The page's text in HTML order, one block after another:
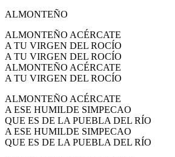
ALMONTEÑO
ALMONTEÑO ACÉRCATE
A TU VIRGEN DEL ROCÍO
A TU VIRGEN DEL ROCÍO
ALMONTEÑO ACÉRCATE
A TU VIRGEN DEL ROCÍO
ALMONTEÑO ACÉRCATE
A ESE HUMILDE SIMPECAO
QUE ES DE LA PUEBLA DEL RÍO
A ESE HUMILDE SIMPECAO
QUE ES DE LA PUEBLA DEL RÍO